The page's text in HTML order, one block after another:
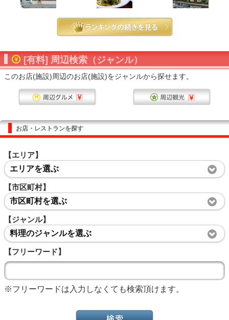
[有料] 周辺検索（ジャンル）
このお店(施設)周辺のお店(施設)をジャンルから探せます。
お店・レストランを探す
【エリア】
エリアを選ぶ
【市区町村】
市区町村を選ぶ
【ジャンル】
料理のジャンルを選ぶ
【フリーワード】
※フリーワードは入力しなくても検索頂けます。